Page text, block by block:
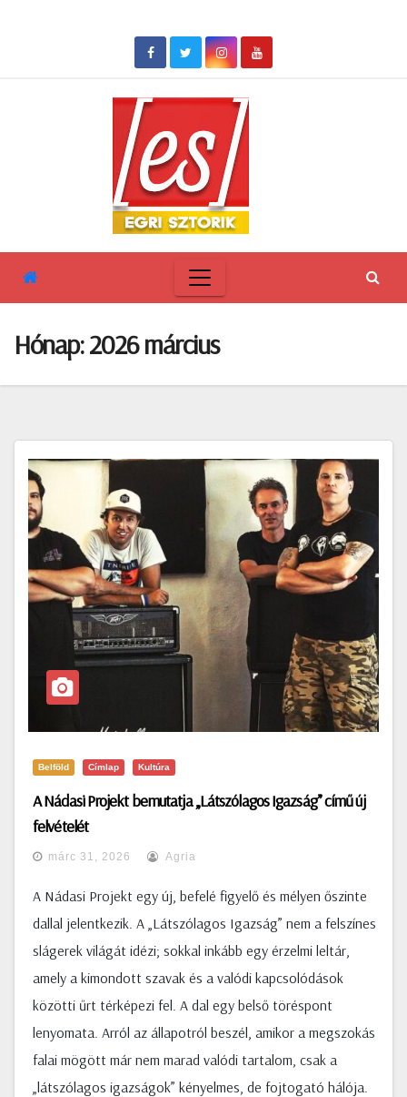
Hónap:2026 március
Belföld Címlap Kultúra
A Nádasi Projekt bemutatja „Látszólagos Igazság” című új
felvételét
márc 31, 2026 Agria
A Nádasi Projekt egy új, befelé figyelő és mélyen őszinte
dallal jelentkezik. A „Látszólagos Igazság” nem a felszínes
slágerek világát idézi; sokkal inkább egy érzelmi leltár,
amely a kimondott szavak és a valódi kapcsolódások
közötti űrt térképezi fel. A dal egy belső töréspont
lenyomata. Arról az állapotról beszél, amikor a megszokás
falai mögött már nem marad valódi tartalom, csak a
„látszólagos igazságok” kényelmes, de fojtogató hálója.